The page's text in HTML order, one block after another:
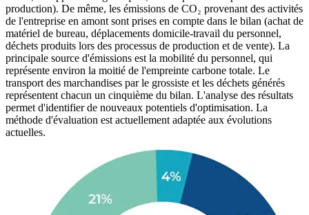
production). De même, les émissions de CO₂ provenant des activités
de l'entreprise en amont sont prises en compte dans le bilan (achat de
matériel de bureau, déplacements domicile-travail du personnel,
déchets produits lors des processus de production et de vente). La
principale source d'émissions est la mobilité du personnel, qui
représente environ la moitié de l'empreinte carbone totale. Le
transport des marchandises par le grossiste et les déchets générés
représentent chacun un cinquième du bilan. L'analyse des résultats
permet d'identifier de nouveaux potentiels d'optimisation. La
méthode d'évaluation est actuellement adaptée aux évolutions
actuelles.